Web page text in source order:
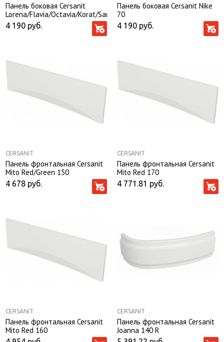
Панель боковая Cersanit
Lorena/Flavia/Octavia/Korat/Santana
70
4 190 руб.
Панель боковая Cersanit Nike
70
4 190 руб.
CERSANIT
Панель фронтальная Cersanit
Mito Red/Green 150
4 678 руб.
CERSANIT
Панель фронтальная Cersanit
Mito Red 170
4 771.81 руб.
CERSANIT
Панель фронтальная Cersanit
Mito Red 160
CERSANIT
Панель фронтальная Cersanit
Joanna 140 R